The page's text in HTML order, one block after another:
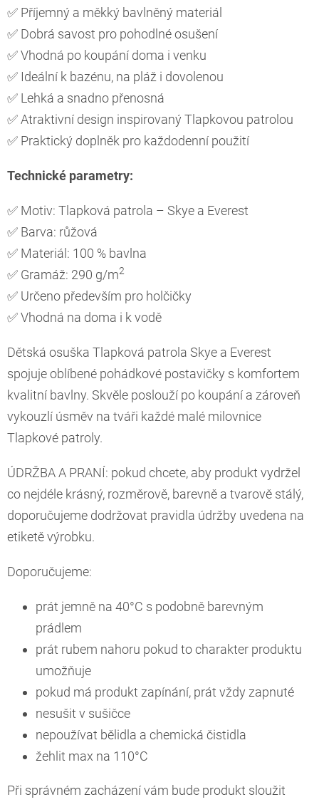
✅ Příjemný a měkký bavlněný materiál
✅ Dobrá savost pro pohodlné osušení
✅ Vhodná po koupání doma i venku
✅ Ideální k bazénu, na pláž i dovolenou
✅ Lehká a snadno přenosná
✅ Atraktivní design inspirovaný Tlapkovou patrolou
✅ Praktický doplněk pro každodenní použití
Technické parametry:
✅ Motiv: Tlapková patrola – Skye a Everest
✅ Barva: růžová
✅ Materiál: 100 % bavlna
✅ Gramáž: 290 g/m2
✅ Určeno především pro holčičky
✅ Vhodná na doma i k vodě
Dětská osuška Tlapková patrola Skye a Everest
spojuje oblíbené pohádkové postavičky s komfortem
kvalitní bavlny. Skvěle poslouží po koupání a zároveň
vykouzlí úsměv na tváři každé malé milovnice
Tlapkové patroly.
ÚDRŽBA A PRANÍ: pokud chcete, aby produkt vydržel
co nejdéle krásný, rozměrově, barevně a tvarově stálý,
doporučujeme dodržovat pravidla údržby uvedena na
etiketě výrobku.
Doporučujeme:
prát jemně na 40°C s podobně barevným
prádlem
prát rubem nahoru pokud to charakter produktu
umožňuje
pokud má produkt zapínání, prát vždy zapnuté
nesušit v sušičce
nepoužívat bělidla a chemická čistidla
žehlit max na 110°C
Při správném zacházení vám bude produkt sloužit